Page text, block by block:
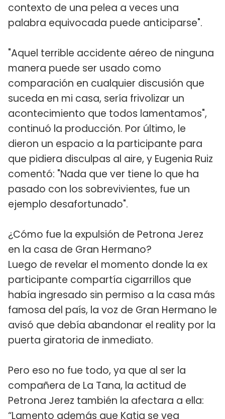
contexto de una pelea a veces una
palabra equivocada puede anticiparse".
"Aquel terrible accidente aéreo de ninguna
manera puede ser usado como
comparación en cualquier discusión que
suceda en mi casa, sería frivolizar un
acontecimiento que todos lamentamos",
continuó la producción. Por último, le
dieron un espacio a la participante para
que pidiera disculpas al aire, y Eugenia Ruiz
comentó: "Nada que ver tiene lo que ha
pasado con los sobrevivientes, fue un
ejemplo desafortunado".
¿Cómo fue la expulsión de Petrona Jerez
en la casa de Gran Hermano?
Luego de revelar el momento donde la ex
participante compartía cigarrillos que
había ingresado sin permiso a la casa más
famosa del país, la voz de Gran Hermano le
avisó que debía abandonar el reality por la
puerta giratoria de inmediato.
Pero eso no fue todo, ya que al ser la
compañera de La Tana, la actitud de
Petrona Jerez también la afectara a ella:
“Lamento además que Katia se vea